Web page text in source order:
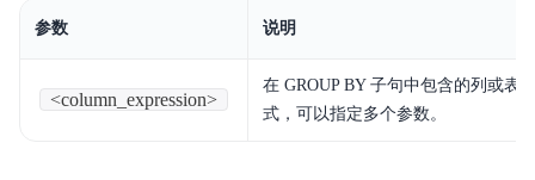
Palo for PostgreSQL
参数 说明
<column_expression>
在 GROUP BY 子句中包含的列或表
式，可以指定多个参数。